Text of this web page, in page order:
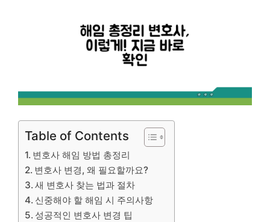
Table of Contents
변호사 해임 방법 총정리
변호사 변경, 왜 필요할까요?
새 변호사 찾는 법과 절차
신중해야 할 해임 시 주의사항
성공적인 변호사 변경 팁